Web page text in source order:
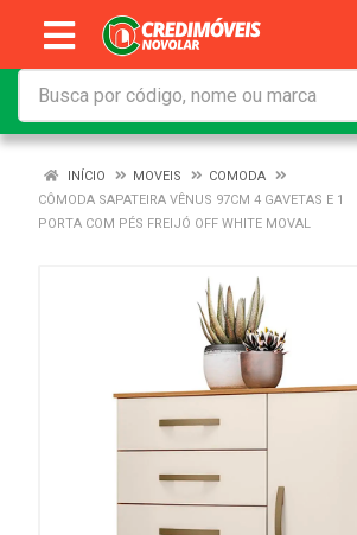
INÍCIO MOVEIS
COMODA
CÔMODA SAPATEIRA VÊNUS 97CM 4 GAVETAS E 1
PORTA COM PÉS FREIJÓ OFF WHITE MOVAL